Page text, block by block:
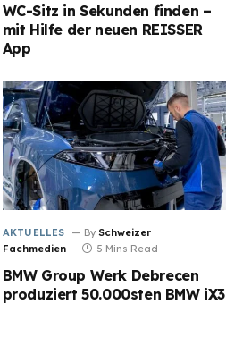
WC-Sitz in Sekunden finden –
mit Hilfe der neuen REISSER
App
AKTUELLES By Schweizer
Fachmedien
5 Mins Read
BMW Group Werk Debrecen
produziert 50.000sten BMW iX3